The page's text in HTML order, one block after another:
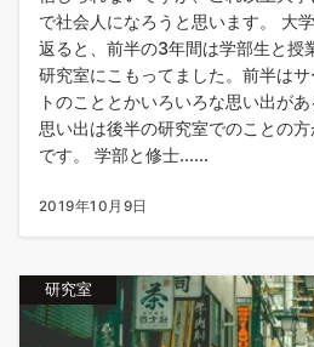
で社会人になろうと思います。 大
返ると、前半の3年間は学部生と授
研究室にこもってました。前半は
トのこととかいろいろな思い出が
思い出は後半の研究室でのことの
です。 学部と修士......
2019年10月9日
研究室